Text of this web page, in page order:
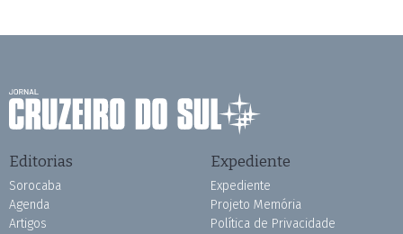
Editorias
Sorocaba
Agenda
Artigos
Expediente
Expediente
Projeto Memória
Política de Privacidade